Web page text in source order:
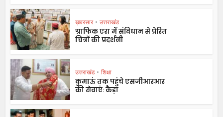
ख़बरसार • उत्तराखंड
ग्राफिक एरा में संविधान से प्रेरित
चित्रों की प्रदर्शनी
उत्तराखंड • शिक्षा
कुमाऊं तक पहुंचे एसजीआरआर
की सेवाएं: कैड़ा